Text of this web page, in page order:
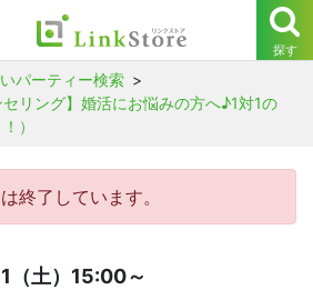
パーティー検索
セリング】婚活にお悩みの方へ♪1対1の
）
終了しています。
（土）15:00～